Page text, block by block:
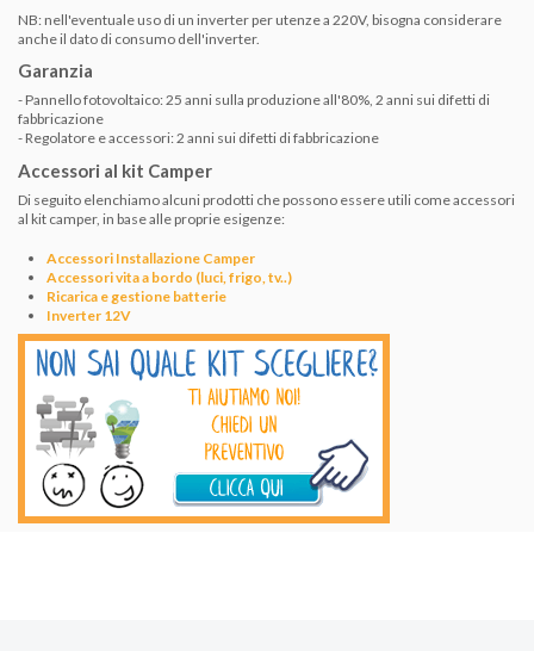
NB: nell'eventuale uso di un inverter per utenze a 220V, bisogna considerare
anche il dato di consumo dell'inverter.
Garanzia
- Pannello fotovoltaico: 25 anni sulla produzione all'80%, 2 anni sui difetti di
fabbricazione
- Regolatore e accessori:2 anni sui difetti di fabbricazione
Accessori al kit Camper
Di seguito elenchiamo alcuni prodotti che possono essere utili come accessori
al kit camper, in base alle proprie esigenze:
Accessori Installazione Camper
Accessori vita a bordo (luci, frigo, tv..)
Ricarica e gestione batterie
Inverter 12V